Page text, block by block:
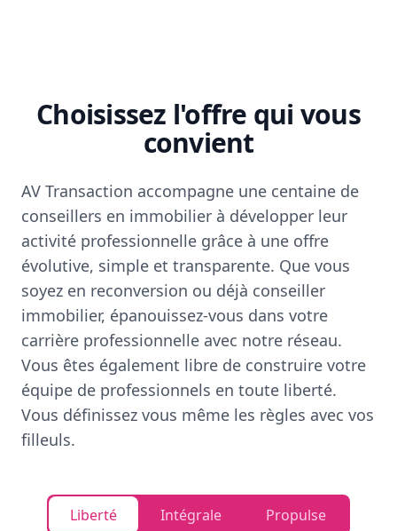
Choisissez l'offre qui vous
convient
AV Transaction accompagne une centaine de
conseillers en immobilier à développer leur
activité professionnelle grâce à une offre
évolutive, simple et transparente. Que vous
soyez en reconversion ou déjà conseiller
immobilier, épanouissez-vous dans votre
carrière professionnelle avec notre réseau.
Vous êtes également libre de construire votre
équipe de professionnels en toute liberté.
Vous définissez vous même les règles avec vos
filleuls.
Liberté Intégrale Propulse